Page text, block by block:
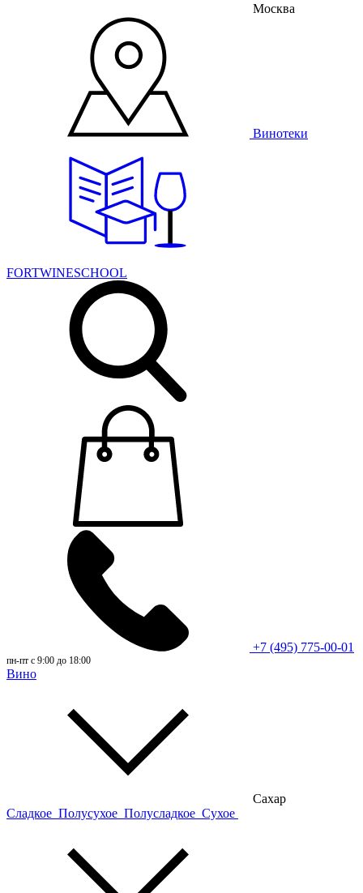
Москва
Винотеки
FORTWINESCHOOL
+7 (495) 775-00-01
пн-пт с 9:00 до 18:00
Вино
Сахар
Сладкое Полусухое Полусладкое Сухое